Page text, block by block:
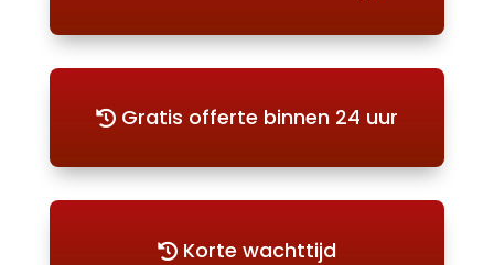
Gratis offerte binnen 24 uur
Korte wachttijd